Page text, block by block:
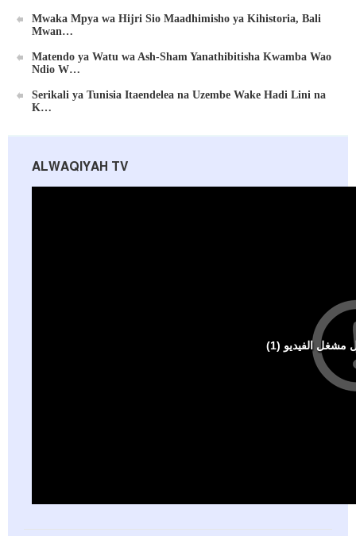
Mwaka Mpya wa Hijri Sio Maadhimisho ya Kihistoria, Bali
Mwan…
Matendo ya Watu wa Ash-Sham Yanathibitisha Kwamba Wao
Ndio W…
Serikali ya Tunisia Itaendelea na Uzembe Wake Hadi Lini na
K…
ALWAQIYAH TV